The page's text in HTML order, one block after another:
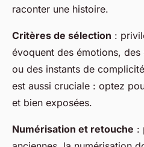
raconter une histoire.
Critères de sélection :
évoquent des émotions, des
ou des instants de
est aussi cruciale : optez
et bien exposées.
Numérisation et retouche :